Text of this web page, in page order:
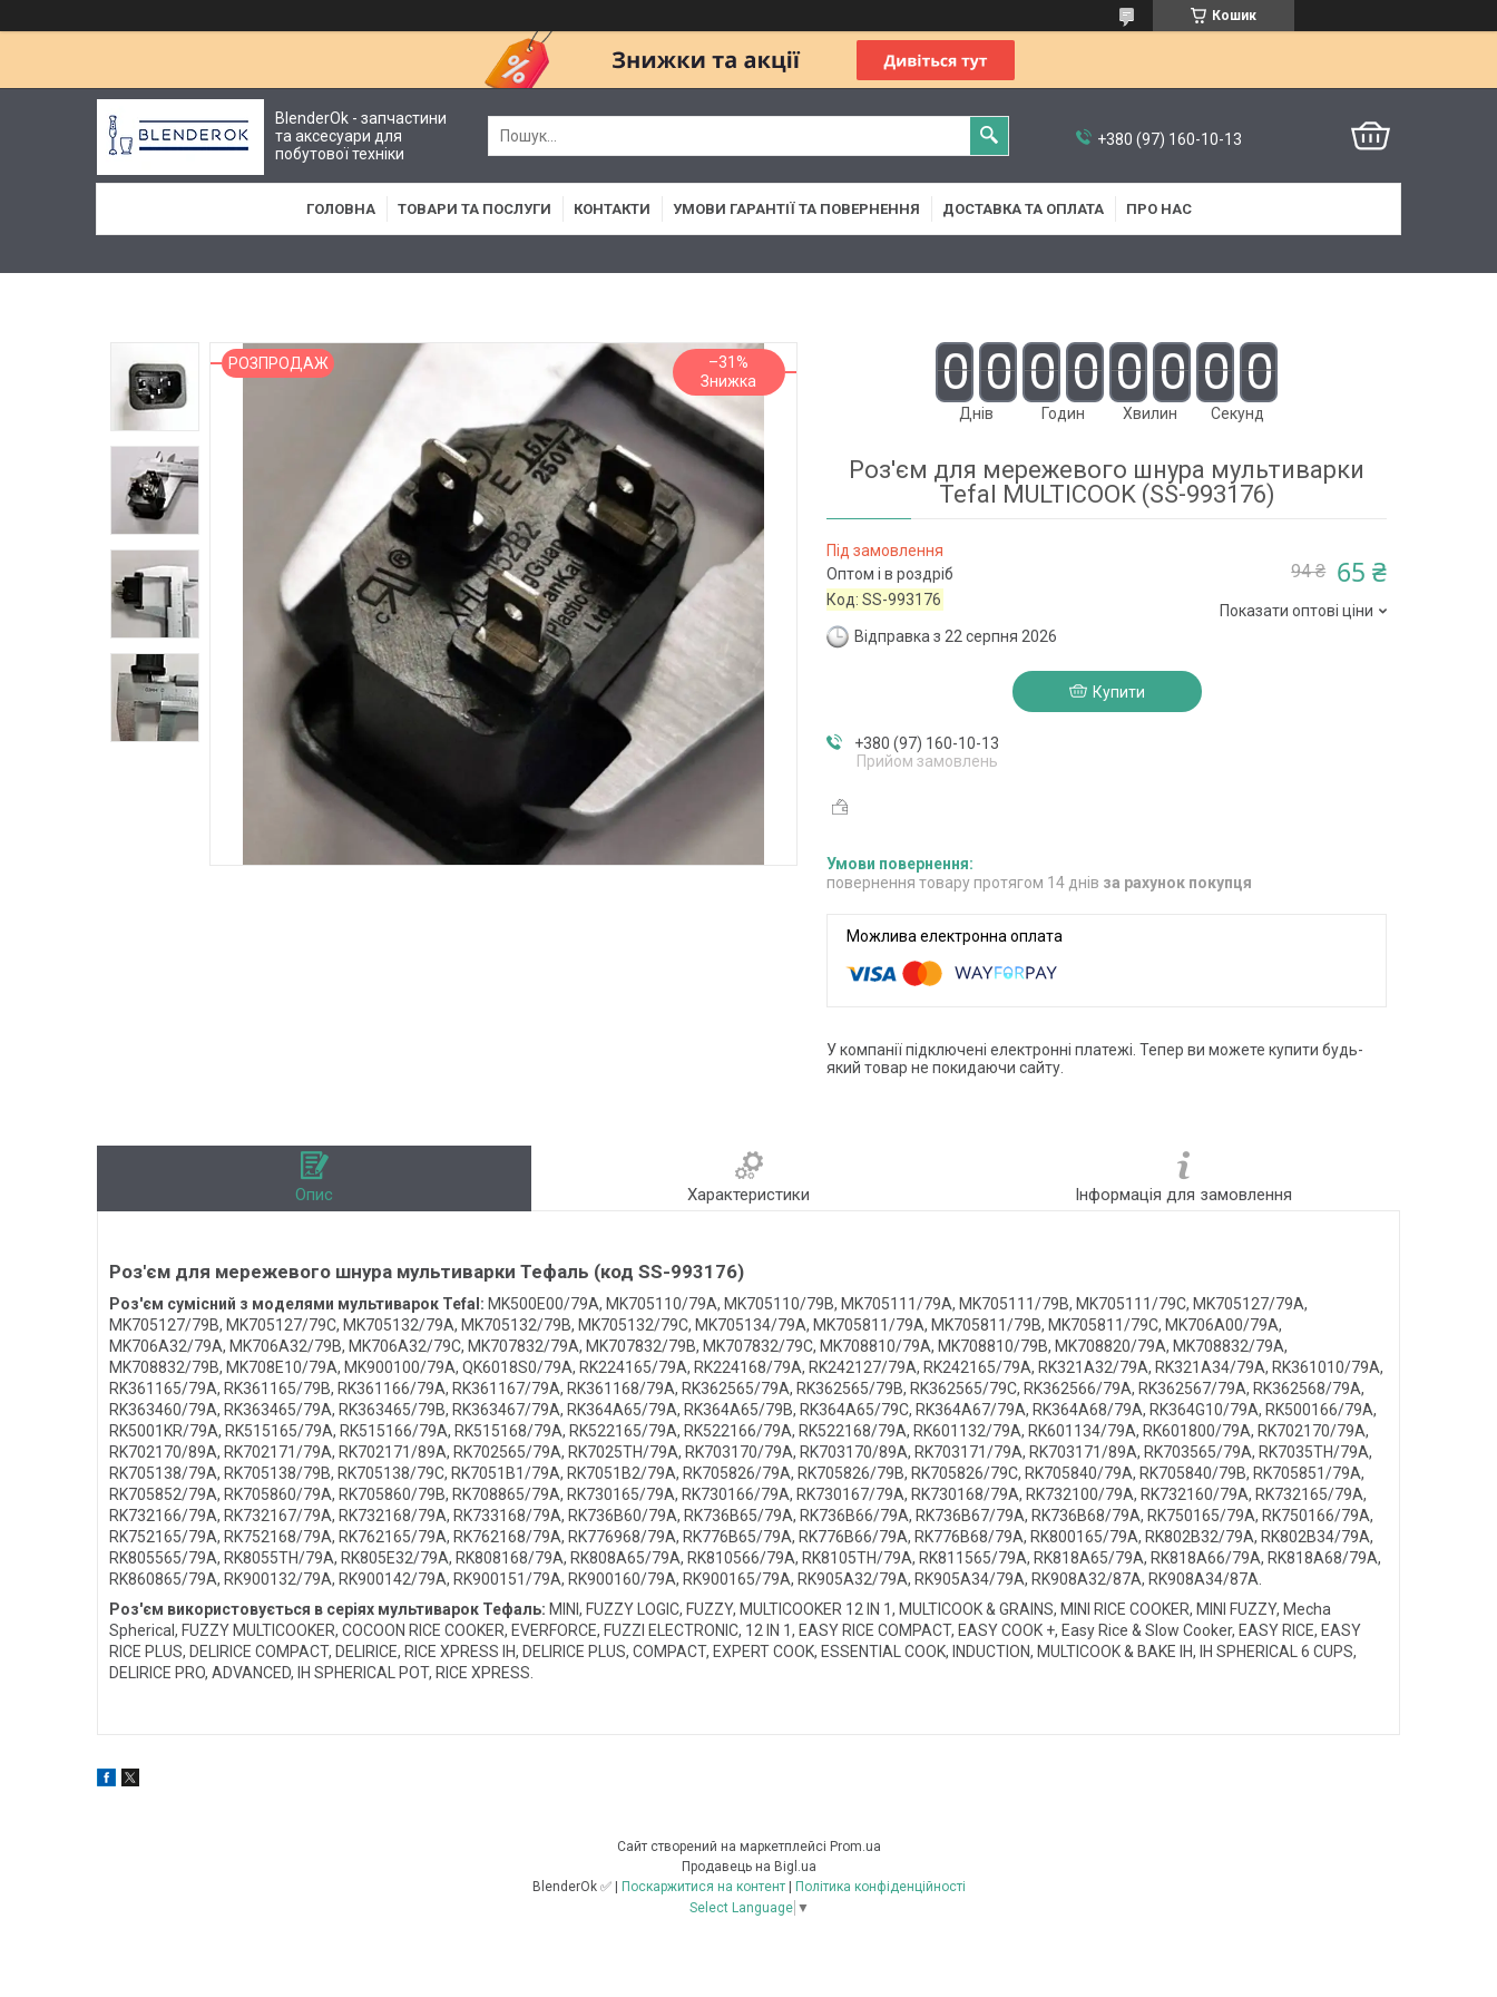
Кошик
BlenderOk - запчастини
та аксесуари для
побутової техніки
+380 (97) 160-10-13
ГОЛОВНА ТОВАРИ ТА ПОСЛУГИ КОНТАКТИ УМОВИ ГАРАНТІЇ ТА ПОВЕРНЕННЯ ДОСТАВКА ТА ОПЛАТА ПРО НАС
РОЗПРОДАЖ –31% 0 0
Днів
0 0
Годин
0 0
Хвилин
0 0
Секунд
Роз'єм для мережевого шнура мультиварки
Tefal MULTICOOK (SS-993176)
Під замовлення
Оптом і в роздріб
Код:SS-993176
Відправка з 22 серпня 2026
94 ₴ 65 ₴
Показати оптові ціни
Купити
+380 (97) 160-10-13
Прийом замовлень
повернення товару протягом 14 днів за рахунок покупця
У компанії підключені електронні платежі. Тепер ви можете купити будь-
який товар не покидаючи сайту.
Опис Характеристики Інформація для замовлення
Роз'єм для мережевого шнура мультиварки Тефаль (код SS-993176)
Роз'єм сумісний з моделями мультиварок Tefal: MK500E00/79A, MK705110/79A, MK705110/79B, MK705111/79A, MK705111/79B, MK705111/79C, MK705127/79A,
MK705127/79B, MK705127/79C, MK705132/79A, MK705132/79B, MK705132/79C, MK705134/79A, MK705811/79A, MK705811/79B, MK705811/79C, MK706A00/79A,
MK706A32/79A, MK706A32/79B, MK706A32/79C, MK707832/79A, MK707832/79B, MK707832/79C, MK708810/79A, MK708810/79B, MK708820/79A, MK708832/79A,
MK708832/79B, MK708E10/79A, MK900100/79A, QK6018S0/79A, RK224165/79A, RK224168/79A, RK242127/79A, RK242165/79A, RK321A32/79A, RK321A34/79A, RK361010/79A,
RK361165/79A, RK361165/79B, RK361166/79A, RK361167/79A, RK361168/79A, RK362565/79A, RK362565/79B, RK362565/79C, RK362566/79A, RK362567/79A, RK362568/79A,
RK363460/79A, RK363465/79A, RK363465/79B, RK363467/79A, RK364A65/79A, RK364A65/79B, RK364A65/79C, RK364A67/79A, RK364A68/79A, RK364G10/79A, RK500166/79A,
RK5001KR/79A, RK515165/79A, RK515166/79A, RK515168/79A, RK522165/79A, RK522166/79A, RK522168/79A, RK601132/79A, RK601134/79A, RK601800/79A, RK702170/79A,
RK702170/89A, RK702171/79A, RK702171/89A, RK702565/79A, RK7025TH/79A, RK703170/79A, RK703170/89A, RK703171/79A, RK703171/89A, RK703565/79A, RK7035TH/79A,
RK705138/79A, RK705138/79B, RK705138/79C, RK7051B1/79A, RK7051B2/79A, RK705826/79A, RK705826/79B, RK705826/79C, RK705840/79A, RK705840/79B, RK705851/79A,
RK705852/79A, RK705860/79A, RK705860/79B, RK708865/79A, RK730165/79A, RK730166/79A, RK730167/79A, RK730168/79A, RK732100/79A, RK732160/79A, RK732165/79A,
RK732166/79A, RK732167/79A, RK732168/79A, RK733168/79A, RK736B60/79A, RK736B65/79A, RK736B66/79A, RK736B67/79A, RK736B68/79A, RK750165/79A, RK750166/79A,
RK752165/79A, RK752168/79A, RK762165/79A, RK762168/79A, RK776968/79A, RK776B65/79A, RK776B66/79A, RK776B68/79A, RK800165/79A, RK802B32/79A, RK802B34/79A,
RK805565/79A, RK8055TH/79A, RK805E32/79A, RK808168/79A, RK808A65/79A, RK810566/79A, RK8105TH/79A, RK811565/79A, RK818A65/79A, RK818A66/79A, RK818A68/79A,
RK860865/79A, RK900132/79A, RK900142/79A, RK900151/79A, RK900160/79A, RK900165/79A, RK905A32/79A, RK905A34/79A, RK908A32/87A, RK908A34/87A.
Роз'єм використовується в серіях мультиварок Тефаль: MINI, FUZZY LOGIC, FUZZY, MULTICOOKER 12 IN 1, MULTICOOK & GRAINS, MINI RICE COOKER, MINI FUZZY, Mecha
Spherical, FUZZY MULTICOOKER, COCOON RICE COOKER, EVERFORCE, FUZZI ELECTRONIC, 12 IN 1, EASY RICE COMPACT, EASY COOK +, Easy Rice & Slow Cooker, EASY RICE, EASY
RICE PLUS, DELIRICE COMPACT, DELIRICE, RICE XPRESS IH, DELIRICE PLUS, COMPACT, EXPERT COOK, ESSENTIAL COOK, INDUCTION, MULTICOOK & BAKE IH, IH SPHERICAL 6 CUPS,
DELIRICE PRO, ADVANCED, IH SPHERICAL POT, RICE XPRESS.
Сайт створений на маркетплейсі Prom.ua
Продавець на Bigl.ua
Поскаржитися на контент
Політика конфіденційності
Select Language ▼